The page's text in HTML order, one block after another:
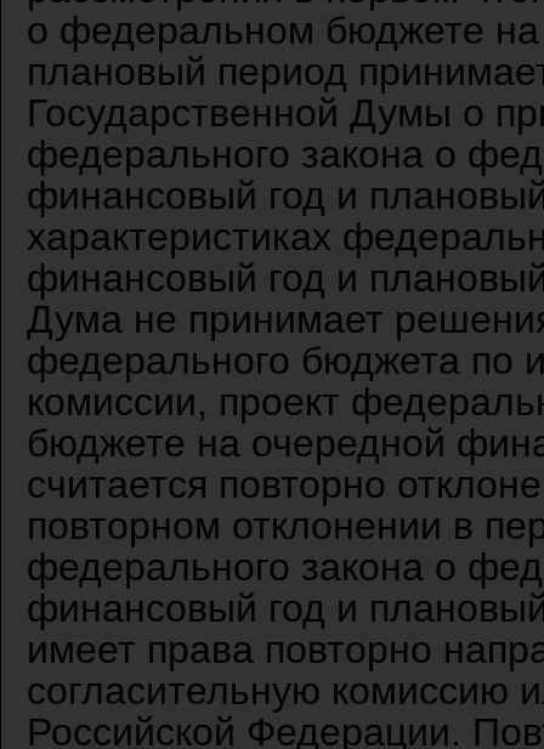
о федеральном бюджете
плановый период
Государственной Думы о
федерального закона о
финансовый год и
характеристиках
финансовый год и
Дума не принимает
федерального бюджета по
комиссии, проект
бюджете на очередной
считается повторно
повторном отклонении в
федерального закона о
финансовый год и
имеет права повторно
согласительную комиссию
Российской Федерации.